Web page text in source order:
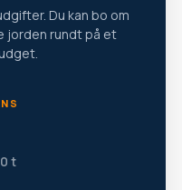
Du kan bo om
jorden rundt på et
t